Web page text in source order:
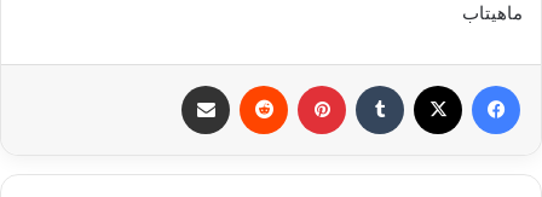
ماهيتاب
فيسبوك بينتيريست